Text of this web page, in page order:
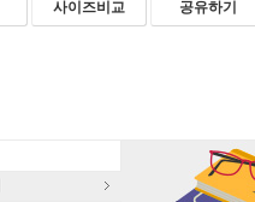
사이즈비교 공유하기